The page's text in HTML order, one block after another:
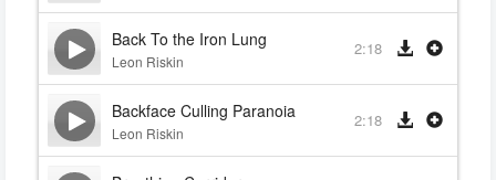
Back To the Iron Lung
Leon Riskin
2:18
Backface Culling Paranoia
Leon Riskin
2:18